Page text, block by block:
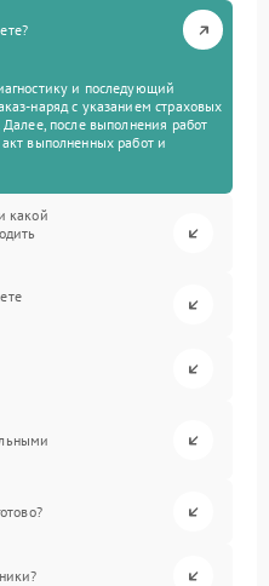
и последующий
наряд с указанием страховых
Далее, после выполнения работ
выполненных работ и
какой